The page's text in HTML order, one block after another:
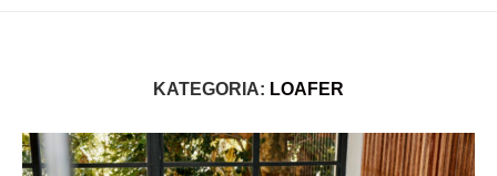
KATEGORIA: LOAFER